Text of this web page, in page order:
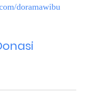
doramawibu